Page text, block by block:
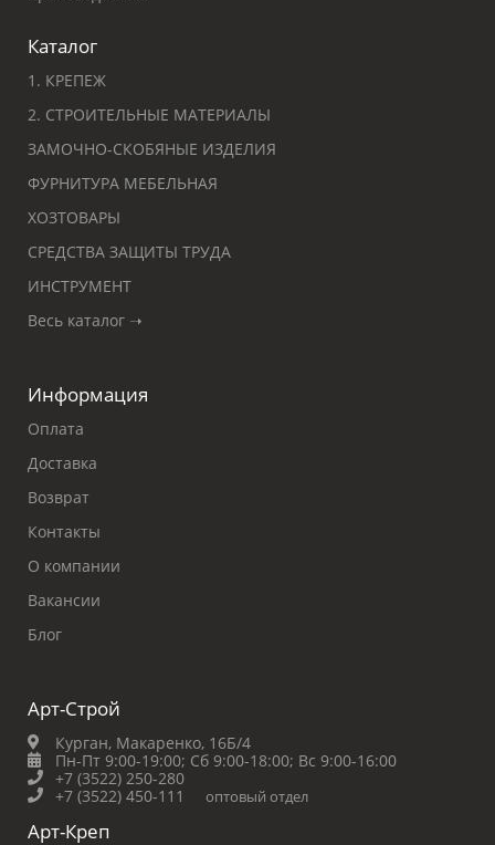
Каталог
1. КРЕПЕЖ
2. СТРОИТЕЛЬНЫЕ МАТЕРИАЛЫ
ЗАМОЧНО-СКОБЯНЫЕ ИЗДЕЛИЯ
ФУРНИТУРА МЕБЕЛЬНАЯ
ХОЗТОВАРЫ
СРЕДСТВА ЗАЩИТЫ ТРУДА
ИНСТРУМЕНТ
Весь каталог ➝
Информация
Оплата
Доставка
Возврат
Контакты
О компании
Вакансии
Блог
Арт-Строй
Курган, Макаренко, 16Б/4
Пн-Пт 9:00-19:00; Сб 9:00-18:00; Вс 9:00-16:00
+7 (3522) 250-280
+7 (3522) 450-111
оптовый отдел
Арт-Креп